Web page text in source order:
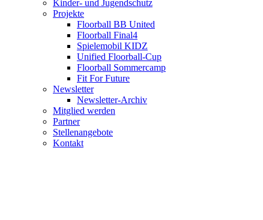
Kinder- und Jugendschutz
Projekte
Floorball BB United
Floorball Final4
Spielemobil KIDZ
Unified Floorball-Cup
Floorball Sommercamp
Fit For Future
Newsletter
Newsletter-Archiv
Mitglied werden
Partner
Stellenangebote
Kontakt